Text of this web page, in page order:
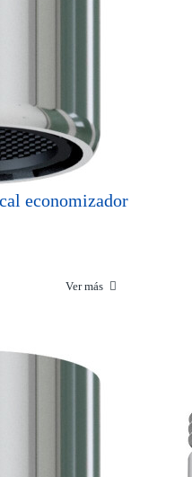
economizador
Ver más